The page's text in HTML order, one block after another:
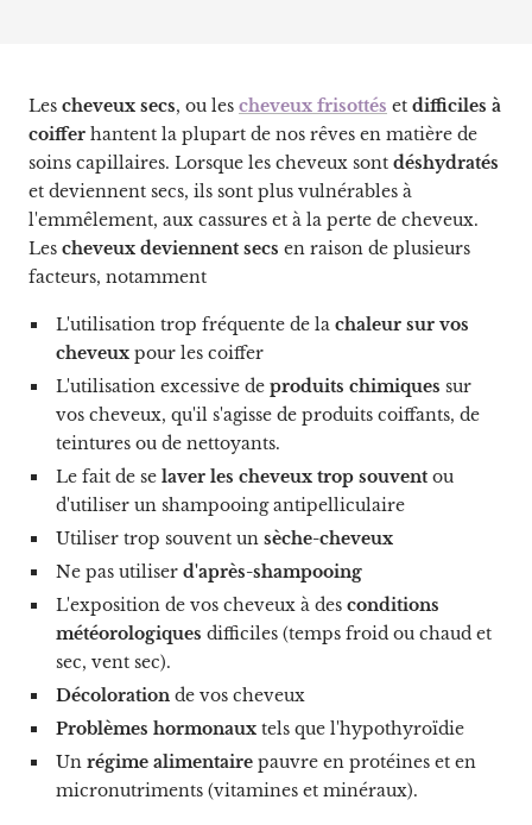
Les cheveux secs, ou les cheveux frisottés et difficiles à
coiffer hantent la plupart de nos rêves en matière de
soins capillaires. Lorsque les cheveux sont déshydratés
et deviennent secs, ils sont plus vulnérables à
l'emmêlement, aux cassures et à la perte de cheveux.
Les cheveux deviennent secs en raison de plusieurs
facteurs, notamment
L'utilisation trop fréquente de la chaleur sur vos
cheveuxpour les coiffer
L'utilisation excessive de produits chimiques sur
vos cheveux, qu'il s'agisse de produits coiffants, de
teintures ou de nettoyants.
Le fait de se laver les cheveux trop souventou
d'utiliser un shampooing antipelliculaire
Utiliser trop souvent un sèche-cheveux
Ne pas utiliser d'après-shampooing
L'exposition de vos cheveux à des conditions
météorologiques difficiles (temps froid ou chaud et
sec, vent sec).
Décolorationde vos cheveux
Problèmes hormonauxtels que l'hypothyroïdie
Un régime alimentairepauvre en protéines et en
micronutriments (vitamines et minéraux).